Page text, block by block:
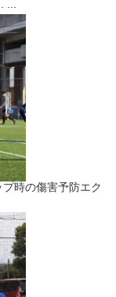
...
時の傷害予防エク